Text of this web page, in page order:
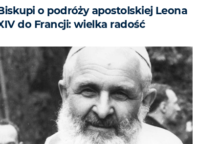
o podróży apostolskiej Leona
do Francji: wielka radość